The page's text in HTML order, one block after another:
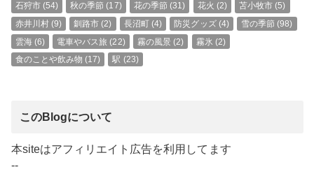
石狩市(54) 秋の季節 (17) 花の季節 (31) 花火 (2) 苫小牧市 (5)
赤井川村(9) 釧路市 (2) 長沼町(4) 防災グッズ(4) 雪の季節 (98)
雲海(6) 電車やバス旅 (22) 霧の風景 (2) 霧氷 (2)
食のことや飲み物 (17) 駅 (23)
このBlogについて
本siteはアフィリエイト広告を利用してます
--